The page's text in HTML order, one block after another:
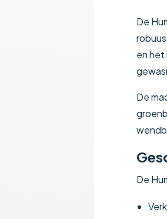
De
en het
De
De